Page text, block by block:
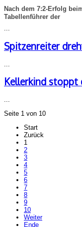
Nach dem 7:2-Erfolg
Tabellenführer der
Spitzenreiter
Kellerkind stoppt
...
Seite 1 von 10
Start
Zurück
1
2
3
4
5
6
7
8
9
10
Weiter
Ende